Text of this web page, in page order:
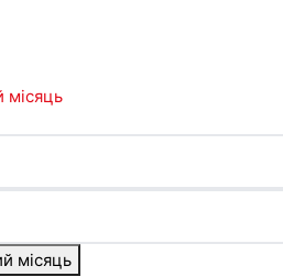
місяць
місяць